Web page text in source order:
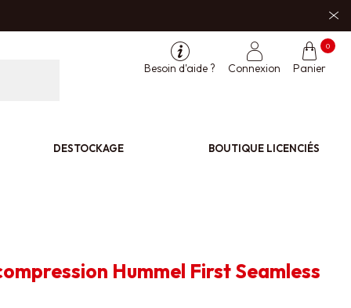
DESTOCKAGE BOUTIQUE LICENCIÉS
Besoin d'aide ? Connexion Panier
0
Hummel First Seamless